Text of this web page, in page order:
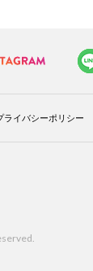
ライバシーポリシー